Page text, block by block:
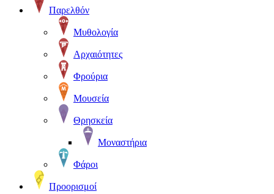
Παρελθόν
Μυθολογία
Αρχαιότητες
Φρούρια
Μουσεία
Θρησκεία
Μοναστήρια
Φάροι
Προορισμοί